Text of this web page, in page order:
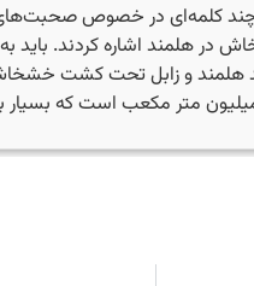
چند کلمه‌ای در خصوص صحبت‌های
در هلمند اشاره کردند. باید
هلمند و زابل تحت کشت
متر مکعب است که بسیار